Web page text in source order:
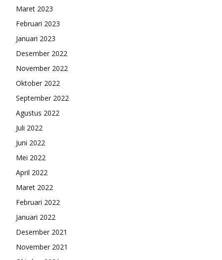
Maret 2023
Februari 2023
Januari 2023
Desember 2022
November 2022
Oktober 2022
September 2022
Agustus 2022
Juli 2022
Juni 2022
Mei 2022
April 2022
Maret 2022
Februari 2022
Januari 2022
Desember 2021
November 2021